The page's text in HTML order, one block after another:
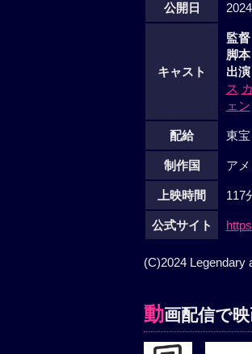
公開日
キャスト
監督
脚本
出演
ス
ェン
配給 東宝
制作国 アメ
上映時間 117
公式サイト
(C)2024 Legendary
動画配信で